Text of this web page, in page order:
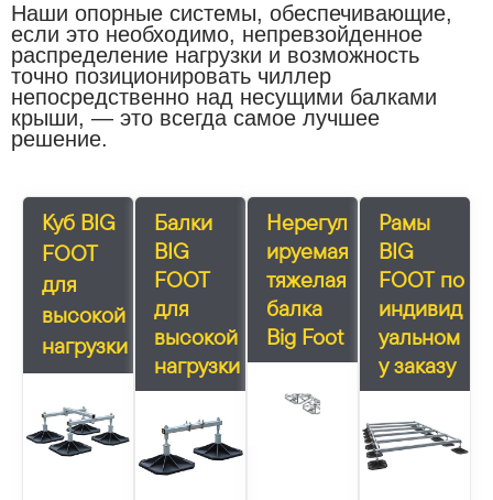
Наши опорные системы, обеспечивающие,
если это необходимо, непревзойденное
распределение нагрузки и возможность
точно позиционировать чиллер
непосредственно над несущими балками
крыши, — это всегда самое лучшее
решение.
Куб BIG
FOOT
для
высокой
нагрузки
Балки
BIG
FOOT
для
высокой
нагрузки
Нерегул
ируемая
тяжелая
балка
Big Foot
Рамы
BIG
FOOT по
индивид
уальном
у заказу